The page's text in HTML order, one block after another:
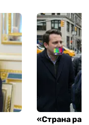
«Страна